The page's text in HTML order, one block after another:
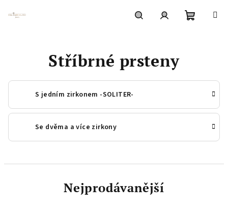
Stříbrné prsteny
S jedním zirkonem -SOLITER-
Se dvěma a více zirkony
Nejprodávanější